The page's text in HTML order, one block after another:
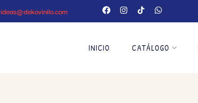
ideas@dekovinilo.com
INICIO CATÁLOGO